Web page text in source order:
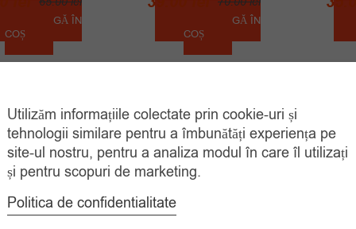
inițial
fost:
curent
este:
39.00 lei.
ADAUGĂ ÎN
COȘ
inițial
fost:
curent
este:
39.00 lei.
ADAUGĂ ÎN
COȘ
Utilizăm informațiile colectate prin cookie-uri și
tehnologii similare pentru a îmbunătăți experiența pe
site-ul nostru, pentru a analiza modul în care îl utilizați
și pentru scopuri de marketing.
Politica de confidentialitate